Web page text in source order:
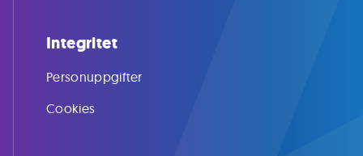
Integritet
Personuppgifter
Cookies